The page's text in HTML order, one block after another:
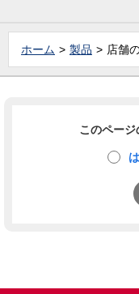
ホーム 製品 店舗
このページ